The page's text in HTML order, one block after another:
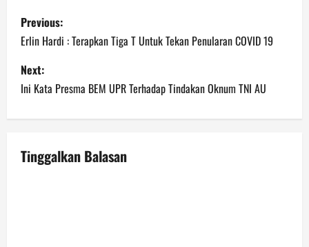
P
o
s
t
a
Previous:
Erlin Hardi : Terapkan Tiga T Untuk Tekan Penularan COVID 19
Next:
Ini Kata Presma BEM UPR Terhadap Tindakan Oknum TNI AU
Tinggalkan Balasan